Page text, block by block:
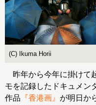
(C) Ikuma Horii
昨年から今年に掛けて
モを記録したドキュメン
作品 『香港画』 が明日か